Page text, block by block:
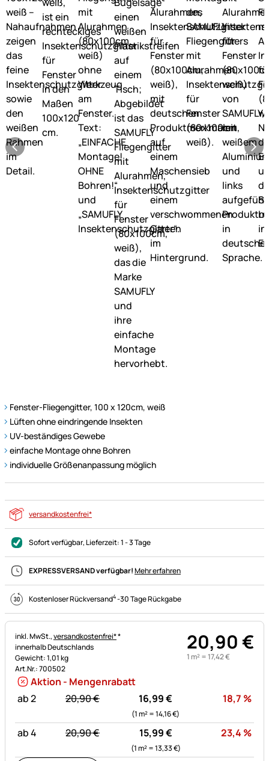
Fenster-Fliegengitter, 100 x 120cm, weiß
Lüften ohne eindringende Insekten
UV-beständiges Gewebe
einfache Montage ohne Bohren
individuelle Größenanpassung möglich
versandkostenfrei*
Sofort verfügbar, Lieferzeit:1 - 3 Tage
EXPRESSVERSAND verfügbar!Mehr erfahren
Kostenloser Rückversand4-30 Tage Rückgabe
Steuerhinweis:
inkl. MwSt.,versandkostenfrei**
innerhalb Deutschlands
Gewicht: 1,01 kg
Art.Nr.: 700502
20,90€
1 m² =17,42€
Aktion - Mengenrabatt
ab 2
statt:
20,90€ 16,99€
(1 m² =14,16€)
18,7 %
ab 4 statt:
20,90€ 15,99€
(1 m² =13,33€)
23,4 %